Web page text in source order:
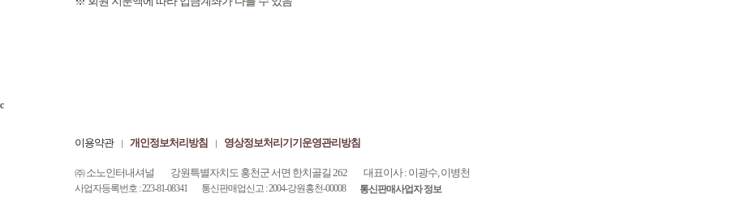
c
이용약관 개인정보처리방침 영상정보처리기기운영관리방침
㈜ 소노인터내셔널 강원특별자치도 홍천군 서면 한치골길 262
대표이사 : 이광수, 이병천
사업자등록번호 : 223-81-08341
통신판매업신고 : 2004-강원홍천-00008 통신판매사업자 정보